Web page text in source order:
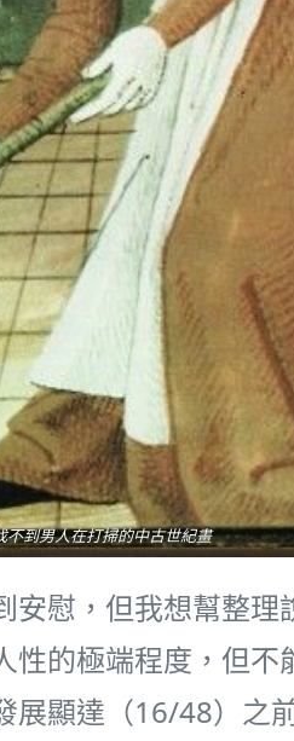
不到男人在打掃的中古世紀畫
安慰，但我想幫整理
性的極端程度，但不
展顯達（16/48）之